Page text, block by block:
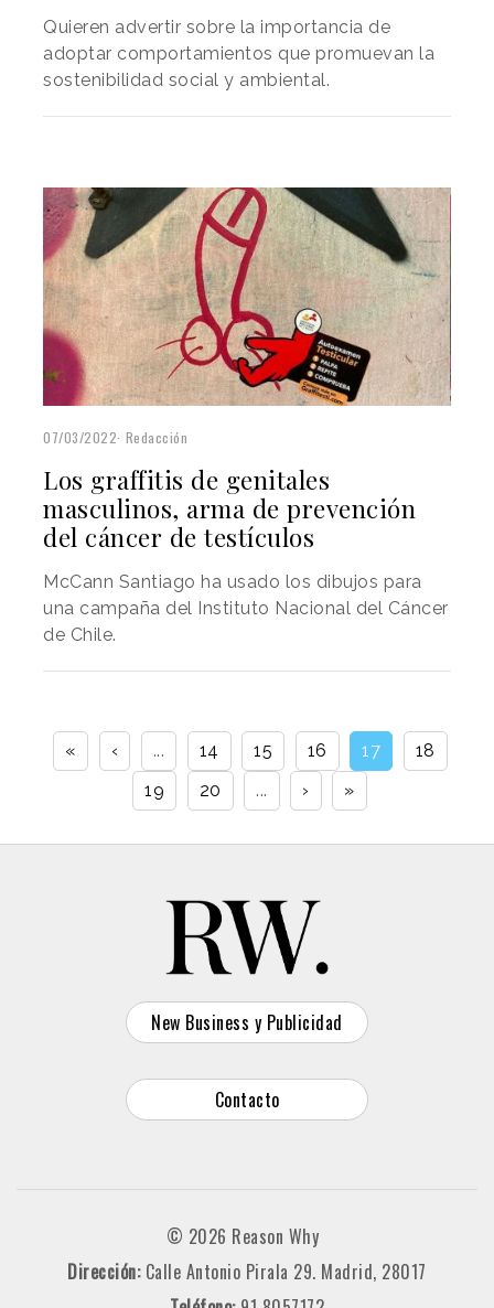
Quieren advertir sobre la importancia de
adoptar comportamientos que promuevan la
sostenibilidad social y ambiental.
07/03/2022 Redacción
Los graffitis de genitales
masculinos, arma de prevención
del cáncer de testículos
McCann Santiago ha usado los dibujos para
una campaña del Instituto Nacional del Cáncer
de Chile.
« ‹ ... 14 15 16 17
18
19
20 ... › »
New Business y Publicidad
Contacto
© 2026 Reason Why
Dirección: Calle Antonio Pirala 29. Madrid, 28017